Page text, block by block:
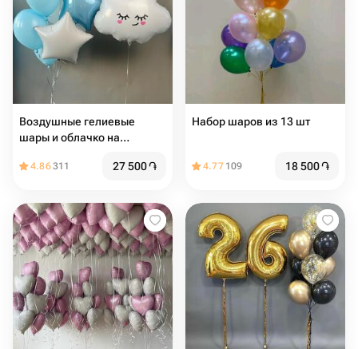
Воздушные гелиевые
шары и облачко на
голубые и белые
4.86311 27 500֏
Набор шаров из 13 шт
4.77 109 18 500֏